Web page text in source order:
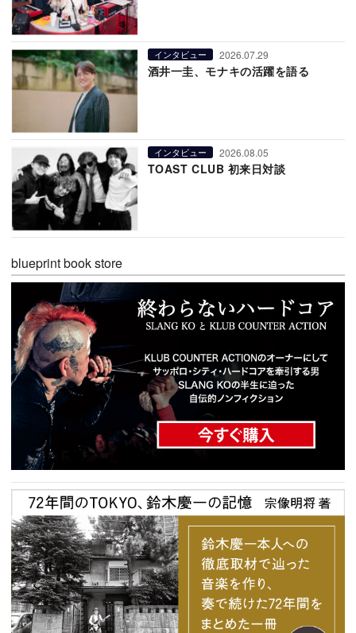
インタビュー 2026.07.29
酒井一圭、モナキの活躍を語る
インタビュー 2026.08.05
TOAST CLUB 初来日対談
blueprint book store